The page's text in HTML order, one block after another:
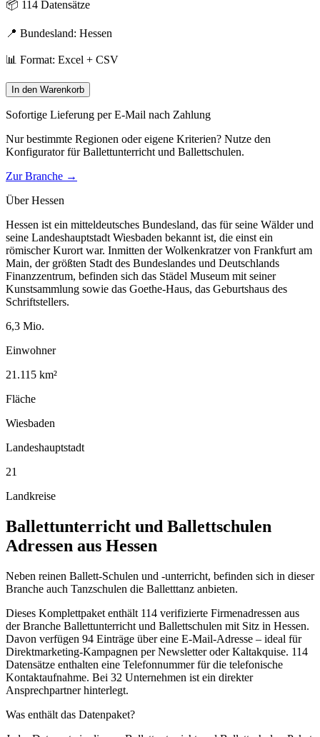
📦 114 Datensätze
📍 Bundesland: Hessen
📊 Format: Excel + CSV
In den Warenkorb
Sofortige Lieferung per E-Mail nach Zahlung
Nur bestimmte Regionen oder eigene Kriterien? Nutze den
Konfigurator fürBallettunterricht und Ballettschulen.
Zur Branche →
ÜberHessen
Hessen ist ein mitteldeutsches Bundesland, das für seine Wälder und
seine Landeshauptstadt Wiesbaden bekannt ist, die einst ein
römischer Kurort war. Inmitten der Wolkenkratzer von Frankfurt am
Main, der größten Stadt des Bundeslandes und Deutschlands
Finanzzentrum, befinden sich das Städel Museum mit seiner
Kunstsammlung sowie das Goethe-Haus, das Geburtshaus des
Schriftstellers.
6,3 Mio.
Einwohner
21.115 km²
Fläche
Wiesbaden
Landeshauptstadt
21
Landkreise
Ballettunterricht und Ballettschulen
Adressen aus Hessen
Neben reinen Ballett-Schulen und -unterricht, befinden sich in dieser
Branche auch Tanzschulen die Balletttanz anbieten.
Dieses Komplettpaket enthält 114 verifizierte Firmenadressen aus
der Branche Ballettunterricht und Ballettschulen mit Sitz in Hessen.
Davon verfügen 94 Einträge über eine E-Mail-Adresse – ideal für
Direktmarketing-Kampagnen per Newsletter oder Kaltakquise. 114
Datensätze enthalten eine Telefonnummer für die telefonische
Kontaktaufnahme. Bei 32 Unternehmen ist ein direkter
Ansprechpartner hinterlegt.
Was enthält das Datenpaket?